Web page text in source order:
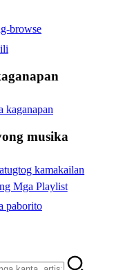
browse
kaganapan
musika
kamakailan
Mga Playlist
paborito